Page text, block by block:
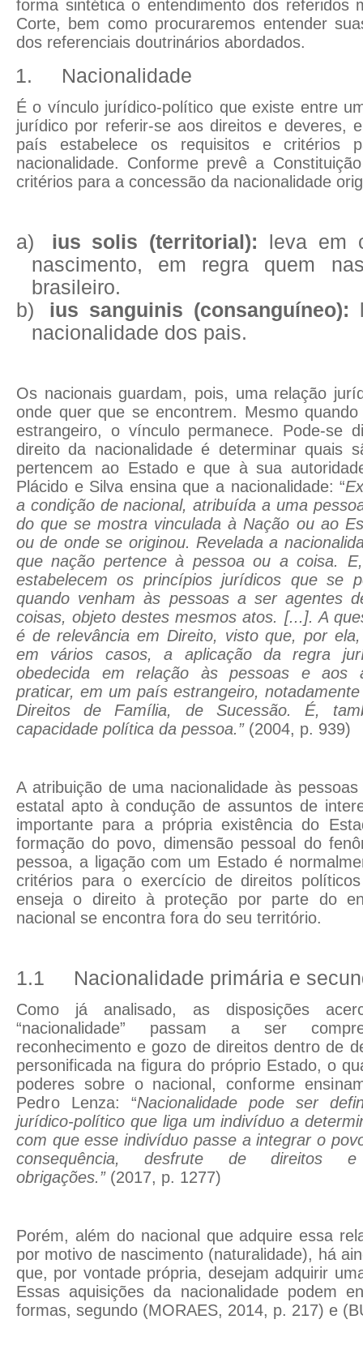
forma sintética o entendimento dos referidos
Corte, bem como procuraremos entender
dos referenciais doutrinários abordados.
1. Nacionalidade
É o vínculo jurídico-político que existe entre
jurídico por referir-se aos direitos e deveres,
país estabelece os requisitos e critérios
nacionalidade. Conforme prevê a
critérios para a concessão da nacionalidade
a) ius solis (territorial): leva em
nascimento, em regra quem
brasileiro.
b)
ius sanguinis (consanguíneo):
nacionalidade dos pais.
Os nacionais guardam, pois, uma relação
onde quer que se encontrem. Mesmo
estrangeiro, o vínculo permanece. Pode-se
direito da nacionalidade é determinar quais
pertencem ao Estado e que à sua
Plácido e Silva ensina que a nacionalidade: “
a condição de nacional, atribuída a uma
do que se mostra vinculada à Nação ou ao
ou de onde se originou. Revelada a
que nação pertence à pessoa ou a coisa.
estabelecem os princípios jurídicos que se
quando venham às pessoas a ser agentes
coisas, objeto destes mesmos atos. [...]. A
é de relevância em Direito, visto que, por
em vários casos, a aplicação da regra
obedecida em relação às pessoas e aos
praticar, em um país estrangeiro,
Direitos de Família, de Sucessão. É,
capacidade política da pessoa.” (2004, p. 939)
A atribuição de uma nacionalidade às
estatal apto à condução de assuntos de
importante para a própria existência do
formação do povo, dimensão pessoal do
pessoa, a ligação com um Estado é
critérios para o exercício de direitos
enseja o direito à proteção por parte do
nacional se encontra fora do seu território.
1.1 Nacionalidade primária e
Como já analisado, as disposições
“nacionalidade” passam a ser
reconhecimento e gozo de direitos dentro de
personificada na figura do próprio Estado, o
poderes sobre o nacional, conforme
Pedro Lenza: “Nacionalidade pode ser
jurídico-político que liga um indivíduo a
com que esse indivíduo passe a integrar o
consequência, desfrute de
obrigações.” (2017, p. 1277)
Porém, além do nacional que adquire essa
por motivo de nascimento (naturalidade), há
que, por vontade própria, desejam adquirir
Essas aquisições da nacionalidade podem
formas, segundo (MORAES, 2014, p. 217) e